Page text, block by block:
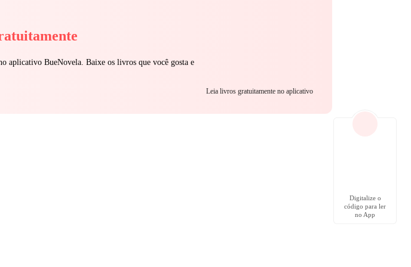
aplicativo BueNovela. Baixe os livros que você gosta e
Leia livros gratuitamente no aplicativo
Digitalize o
código para ler
no App